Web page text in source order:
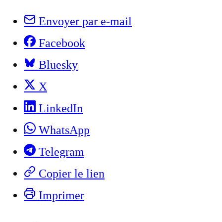
Envoyer par e-mail
Facebook
Bluesky
X
LinkedIn
WhatsApp
Telegram
Copier le lien
Imprimer